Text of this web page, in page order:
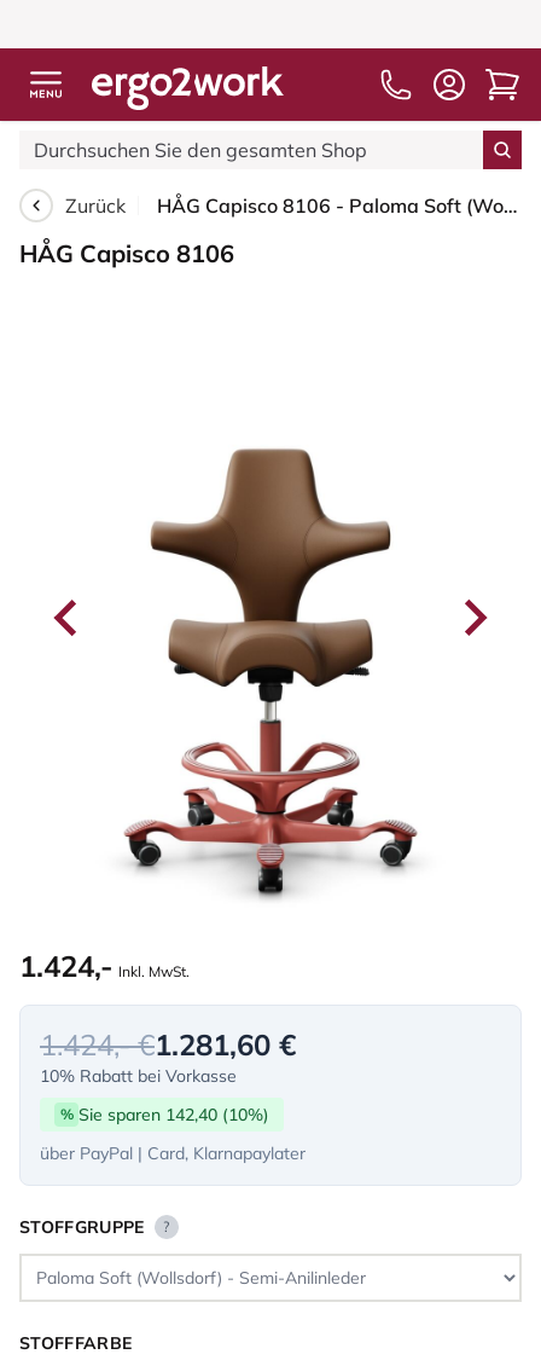
Zurück HÅG Capisco 8106 - Paloma Soft (Wollsdorf) - Semi-Anilinleder - PL05429 Cognac - Blush Rose - 200 mm (Sitzhöhe 46-64cm) - Harte Rollen für weiche Böden
HÅG Capisco 8106
1.424,- Inkl. MwSt.
1.424,- €1.281,60 €
10% Rabatt bei Vorkasse
% Sie sparen 142,40 (10%)
über PayPal | Card, Klarnapaylater
STOFFGRUPPE ?
STOFFFARBE